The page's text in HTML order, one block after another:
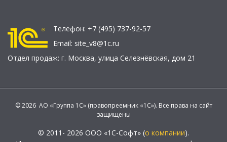
Телефон: +7 (495) 737-92-57
Email: site_v8@1c.ru
Отдел продаж: г. Москва, улица Селезнёвская, дом 21
© 2026 АО «Группа 1С» (правопреемник «1С»). Все права на сайт
защищены
© 2011- 2026 ООО «1С-Софт» (о компании).